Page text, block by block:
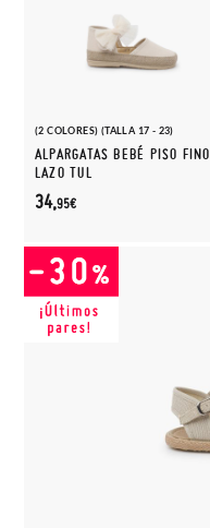
(2 COLORES) (TALLA 17 - 23)
ALPARGATAS BEBÉ PISO FINO
LAZO TUL
34,95€